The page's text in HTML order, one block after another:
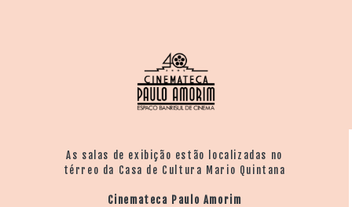
As salas de exibição estão localizadas no
térreo da Casa de Cultura Mario Quintana
Cinemateca Paulo Amorim